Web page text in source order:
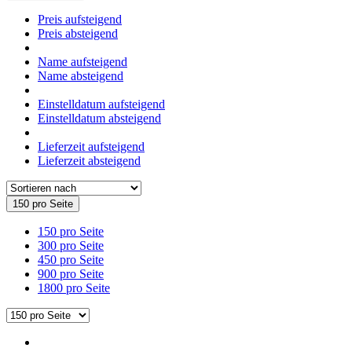
Preis aufsteigend
Preis absteigend
Name aufsteigend
Name absteigend
Einstelldatum aufsteigend
Einstelldatum absteigend
Lieferzeit aufsteigend
Lieferzeit absteigend
150 pro Seite
150 pro Seite
300 pro Seite
450 pro Seite
900 pro Seite
1800 pro Seite